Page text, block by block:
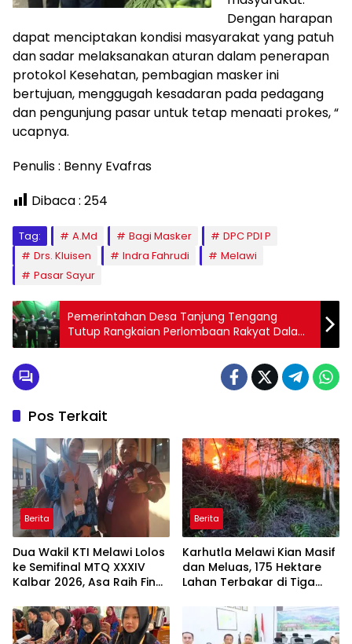
Dengan harapan
dapat menciptakan kondisi masyarakat yang patuh
dan sadar melaksanakan aturan dalam penerapan
protokol Kesehatan, pembagian masker ini
bertujuan, menggugah kesadaran pada pedagang
dan pengunjung pasar untuk tetap menaati prokes, “
ucapnya.
Penulis : Benny Evafras
Dibaca : 254
Tag: A.Md Bagi Masker
DPC PDI P
Drs. Kluisen
Indra Fahrudi
Melawi
Pasar Sayur
Pemerintahan Desa Tanjung Tengang
Tutup Rangkaian Perlombaan Rakyat Dalam
Rangka HUT RI Ke-76
Pos Terkait
Berita
Dua Wakil KTI Melawi Lolos
ke Semifinal MTQ XXXIV
Kalbar 2026, Asa Raih Final
Kafilah
Berita
Karhutla Melawi Kian Masif
dan Meluas, 175 Hektare
Lahan Terbakar di Tiga
Dukungan Satgas Udara